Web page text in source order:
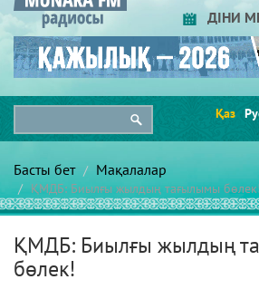
ДІНИ
Қаз
Басты бет Мақалалар
ҚМДБ: Биылғы жылдың тағылымы
ҚМДБ: Биылғы жылдың
бөлек!